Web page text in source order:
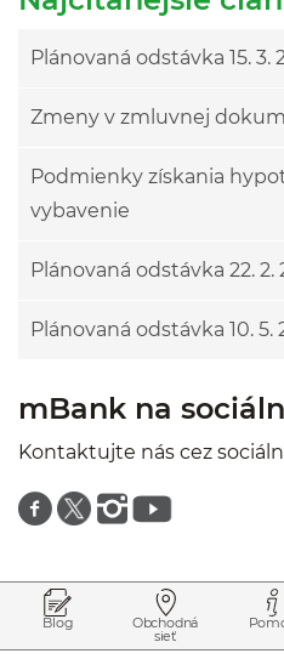
Plánovaná odstávka 15. 3.
Zmeny v zmluvnej
Podmienky získania
vybavenie
Plánovaná odstávka 22. 2.
Plánovaná odstávka 10. 5.
mBank na
Kontaktujte nás cez
Znajdź nas na facebooku
Znajdź nas na twitterze
Znajdź nas na instagramie
Znajdź nas na youtube
Blog Obchodná
sieť